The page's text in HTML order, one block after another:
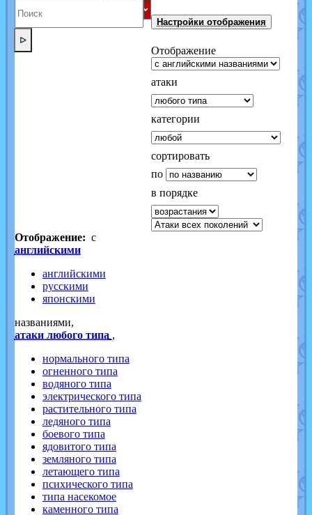
ᐅ
Настройки отображения
Отображение
атаки
категории
сортировать
по
в порядке
Отображение: с
английскими
английскими
русскими
японскими
названиями,
атаки любого типа ,
нормального типа
огненного типа
водяного типа
электрического типа
растительного типа
ледяного типа
боевого типа
ядовитого типа
земляного типа
летающего типа
психического типа
типа насекомое
каменного типа